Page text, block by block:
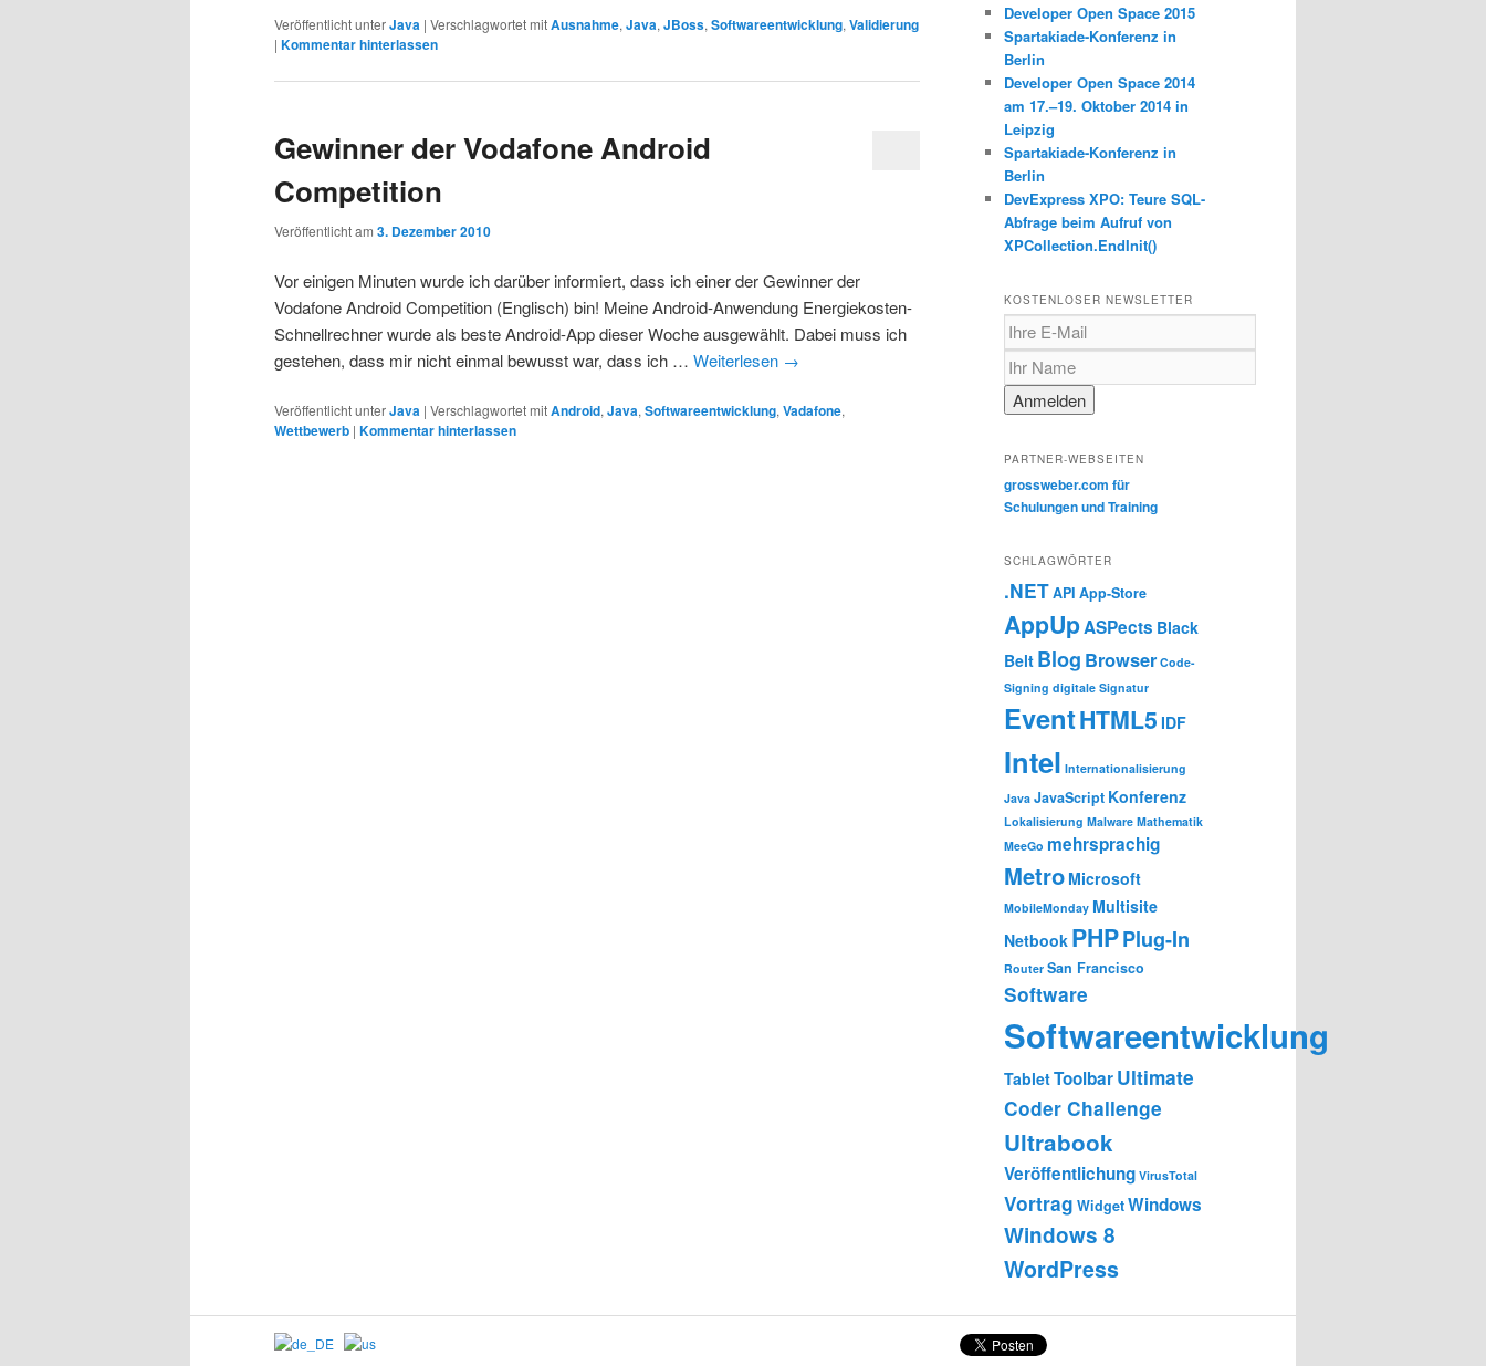
Veröffentlicht unterJava | Verschlagwortet mitAusnahme, Java, JBoss, Softwareentwicklung, Validierung
| Kommentar hinterlassen
Gewinner der Vodafone Android
Competition
Veröffentlicht am 3. Dezember 2010
Vor einigen Minuten wurde ich darüber informiert, dass ich einer der Gewinner der
Vodafone Android Competition (Englisch) bin! Meine Android-Anwendung Energiekosten-
Schnellrechner wurde als beste Android-App dieser Woche ausgewählt. Dabei muss ich
gestehen, dass mir nicht einmal bewusst war, dass ich … Weiterlesen →
Veröffentlicht unterJava | Verschlagwortet mitAndroid, Java, Softwareentwicklung, Vadafone,
Wettbewerb | Kommentar hinterlassen
Developer Open Space 2015
Spartakiade-Konferenz in
Berlin
Developer Open Space 2014
am 17.–19. Oktober 2014 in
Leipzig
Spartakiade-Konferenz in
Berlin
DevExpress XPO: Teure SQL-
Abfrage beim Aufruf von
XPCollection.EndInit()
KOSTENLOSER NEWSLETTER
PARTNER-WEBSEITEN
grossweber.com für
Schulungen und Training
SCHLAGWÖRTER
.NETAPI App-Store
AppUpASPects Black
Belt Blog Browser Code-
Signing digitale Signatur
EventHTML5 IDF
Intel Internationalisierung
Java JavaScript Konferenz
Lokalisierung Malware Mathematik
MeeGo mehrsprachig
Metro Microsoft
MobileMonday Multisite
Netbook PHPPlug-In
Router San Francisco
Software
Softwareentwicklung
TabletToolbarUltimate
Coder Challenge
Ultrabook
Veröffentlichung VirusTotal
Vortrag WidgetWindows
Windows 8
WordPress